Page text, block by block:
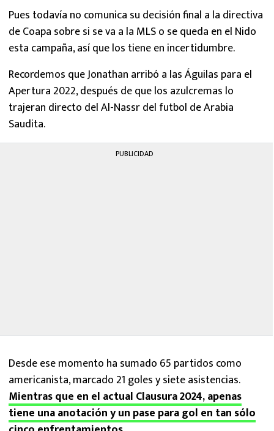
Pues todavía no comunica su decisión final a la directiva
de Coapa sobre si se va a la MLS o se queda en el Nido
esta campaña, así que los tiene en incertidumbre.
Recordemos que Jonathan arribó a las Águilas para el
Apertura 2022, después de que los azulcremas lo
trajeran directo del Al-Nassr del futbol de Arabia
Saudita.
PUBLICIDAD
Desde ese momento ha sumado 65 partidos como
americanista, marcado 21 goles y siete asistencias.
Mientras que en el actual Clausura 2024, apenas
tiene una anotación y un pase para gol en tan sólo